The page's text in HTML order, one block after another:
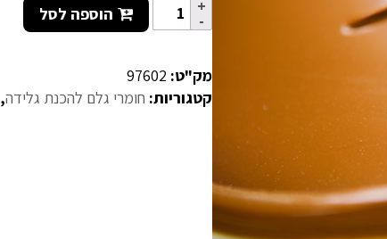
הוספה לסל
מק"ט: 97602
קטגוריות: חומרי גלם להכנת גלידה,